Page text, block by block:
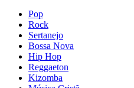
Pop
Rock
Sertanejo
Bossa Nova
Hip Hop
Reggaeton
Kizomba